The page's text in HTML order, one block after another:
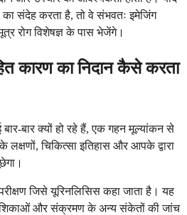
का संदेह करता है, तो वे संभवतः इमेजिंग
रोग विशेषज्ञ के पास भेजेंगे।
कारण का निदान कैसे करता
बार क्यों हो रहे हैं, एक गहन मूल्यांकन से
चिकित्सा इतिहास और आपके द्वारा
जिसे यूरिनलिसिस कहा जाता है। यह
और संक्रमण के अन्य संकेतों की जांच